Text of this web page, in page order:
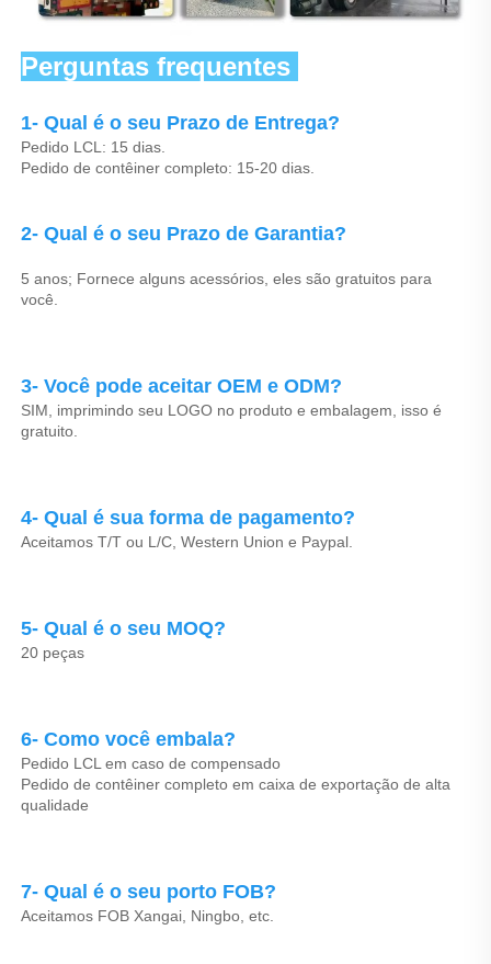
Perguntas frequentes
1- Qual é o seu Prazo de Entrega?
Pedido LCL: 15 dias.
Pedido de contêiner completo: 15-20 dias.
2- Qual é o seu Prazo de Garantia?
5 anos; Fornece alguns acessórios, eles são gratuitos para
você.
3- Você pode aceitar OEM e ODM?
SIM, imprimindo seu LOGO no produto e embalagem, isso é
gratuito.
4- Qual é sua forma de pagamento?
Aceitamos T/T ou L/C, Western Union e Paypal.
5- Qual é o seu MOQ?
20 peças
6- Como você embala?
Pedido LCL em caso de compensado
Pedido de contêiner completo em caixa de exportação de alta
qualidade
7- Qual é o seu porto FOB?
Aceitamos FOB Xangai, Ningbo, etc.